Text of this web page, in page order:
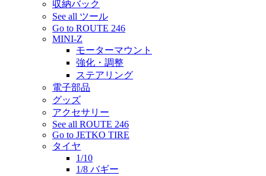
収納バック
See all ツール
Go to ROUTE 246
MINI-Z
モーターマウント
強化・調整
ステアリング
電子部品
グッズ
アクセサリー
See all ROUTE 246
Go to JETKO TIRE
タイヤ
1/10
1/8 バギー